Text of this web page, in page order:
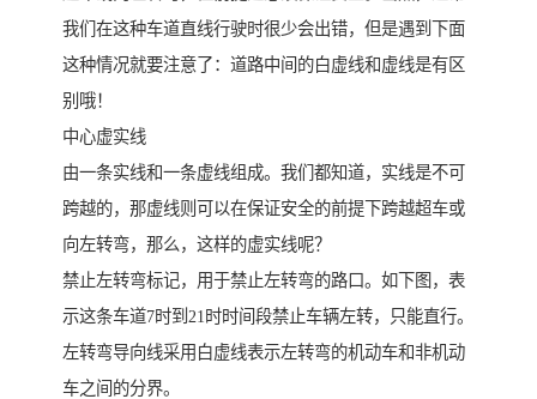
我们在这种车道直线行驶时很少会出错，但是遇到下面
这种情况就要注意了：道路中间的白虚线和虚线是有区
别哦！
中心虚实线
由一条实线和一条虚线组成。我们都知道，实线是不可
跨越的，那虚线则可以在保证安全的前提下跨越超车或
向左转弯，那么，这样的虚实线呢？
禁止左转弯标记，用于禁止左转弯的路口。如下图，表
示这条车道7时到21时时间段禁止车辆左转，只能直行。
左转弯导向线采用白虚线表示左转弯的机动车和非机动
车之间的分界。